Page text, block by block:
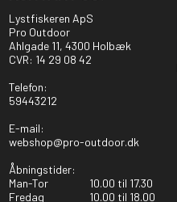
Lystfiskeren ApS
Pro Outdoor
Ahlgade 11, 4300 Holbæk
CVR: 14 29 08 42
Telefon:
59443212
E-mail:
webshop@pro-outdoor.dk
Åbningstider:
Man-Tor
10.00 til 17.30
Fredag
10.00 til 18.00